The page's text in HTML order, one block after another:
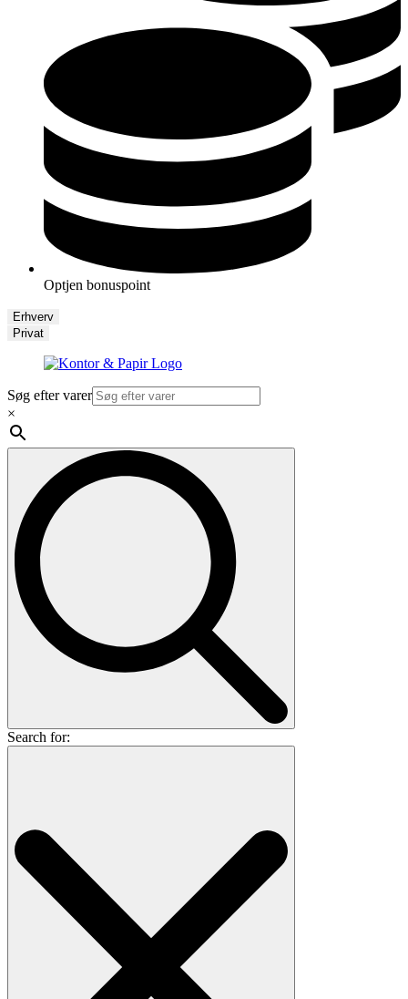
Optjen bonuspoint
Erhverv
Privat
Søg efter varer
×
Search for: